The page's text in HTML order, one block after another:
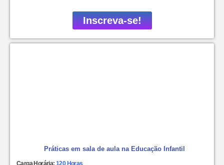
Inscreva-se!
Práticas em sala de aula na Educação Infantil